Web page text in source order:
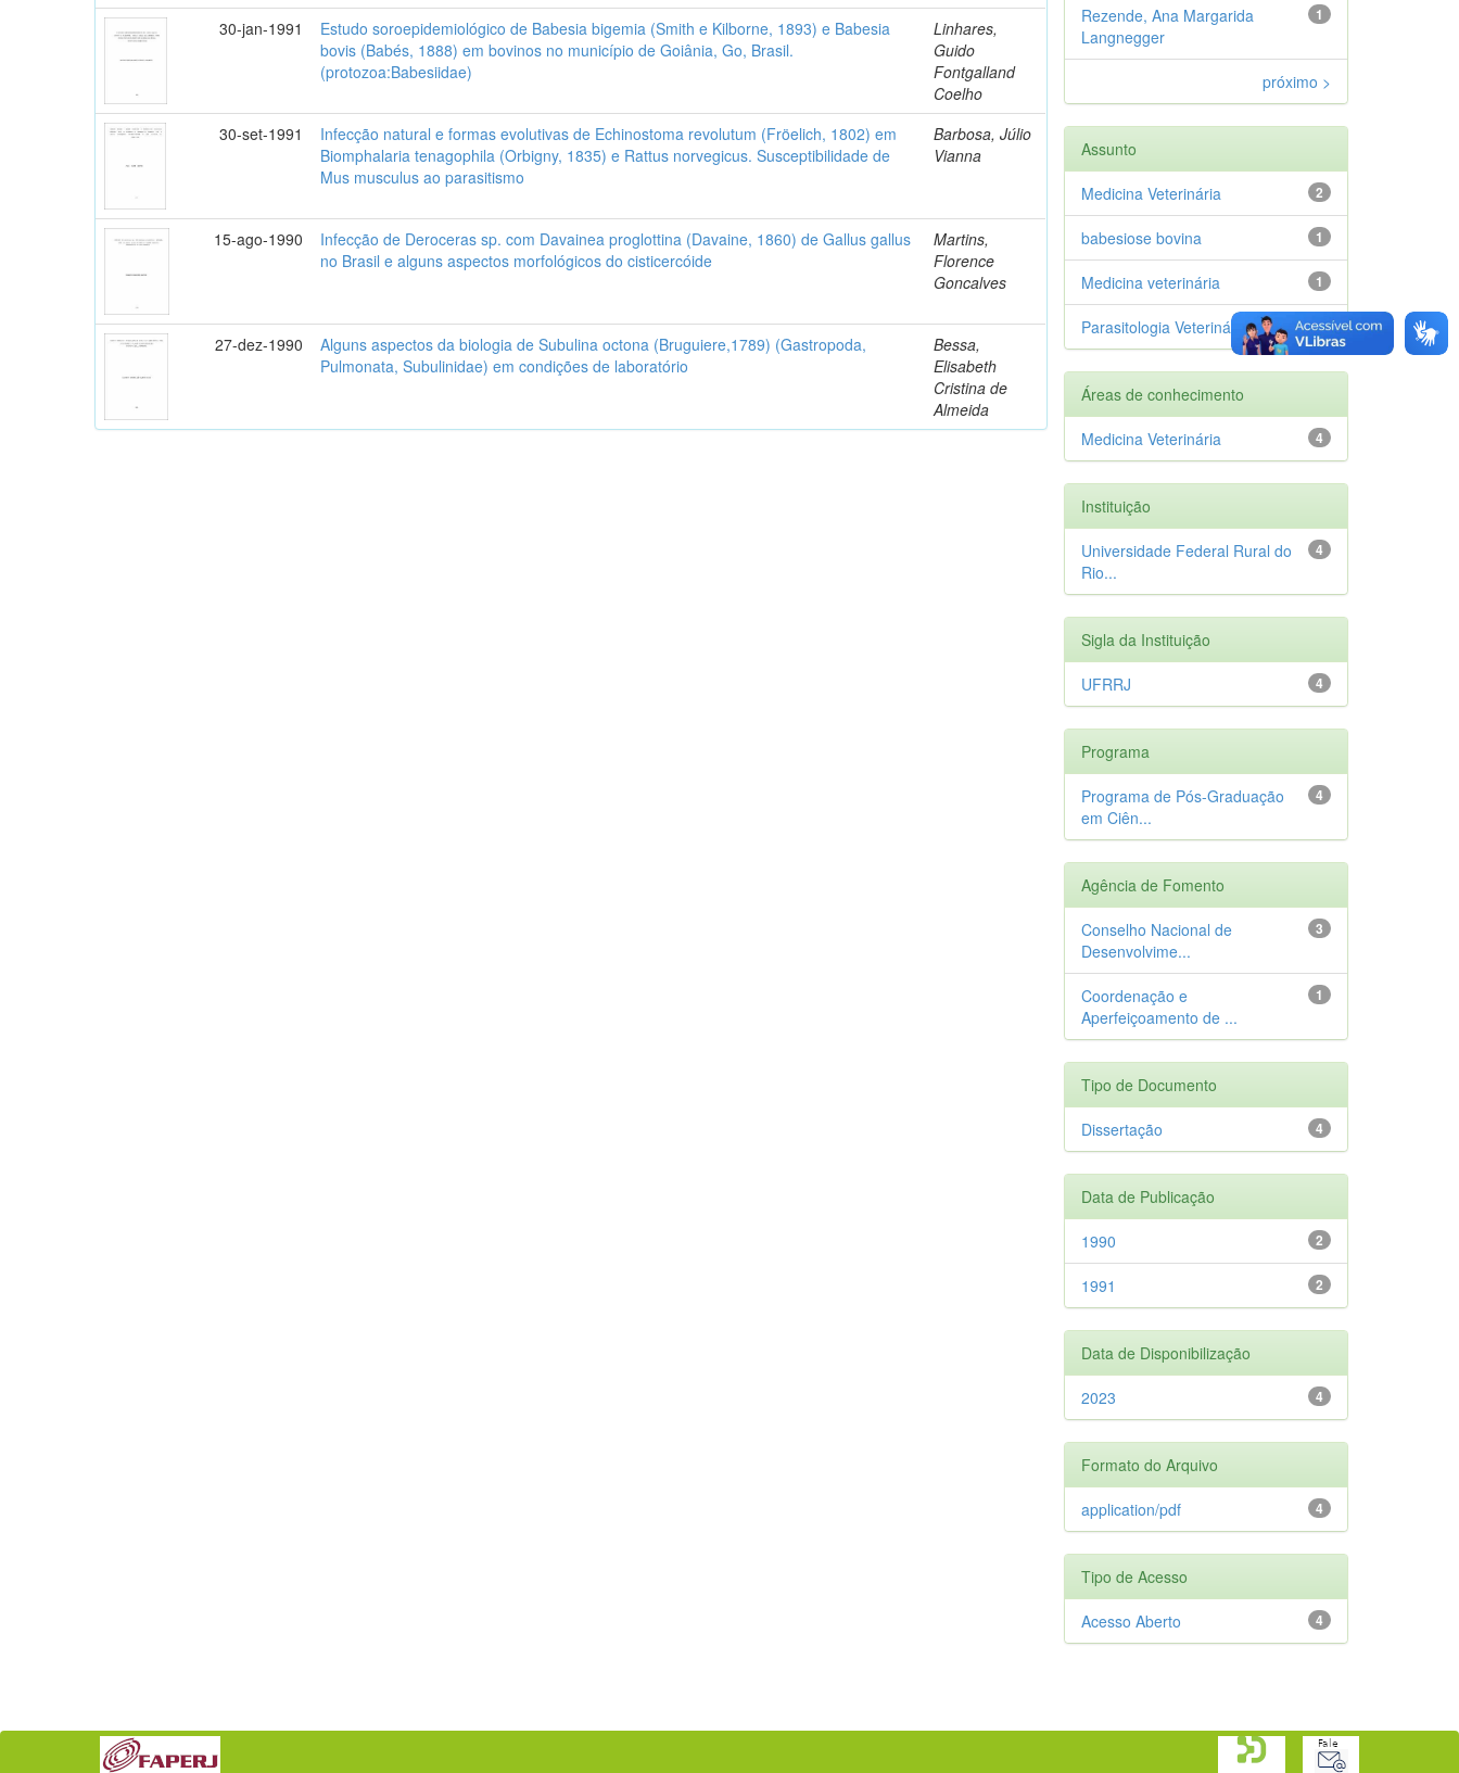
30-jan-1991
Estudo soroepidemiológico de Babesia bigemia (Smith e Kilborne, 1893) e Babesia
bovis (Babés, 1888) em bovinos no município de Goiânia, Go, Brasil.
(protozoa:Babesiidae)
Linhares,
Guido
Fontgalland
Coelho
30-set-1991
Infecção natural e formas evolutivas de Echinostoma revolutum (Fröelich, 1802) em
Biomphalaria tenagophila (Orbigny, 1835) e Rattus norvegicus. Susceptibilidade de
Mus musculus ao parasitismo
Barbosa, Júlio
Vianna
15-ago-1990
Infecção de Deroceras sp. com Davainea proglottina (Davaine, 1860) de Gallus gallus
no Brasil e alguns aspectos morfológicos do cisticercóide
Martins,
Florence
Goncalves
27-dez-1990
Alguns aspectos da biologia de Subulina octona (Bruguiere,1789) (Gastropoda,
Pulmonata, Subulinidae) em condições de laboratório
Bessa,
Elisabeth
Cristina de
Almeida
1
Rezende, Ana Margarida
Langnegger
próximo >
Assunto
2
Medicina Veterinária
1
babesiose bovina
1
Medicina veterinária
1
Parasitologia Veterinária
Áreas de conhecimento
4
Medicina Veterinária
Instituição
4
Universidade Federal Rural do
Rio...
Sigla da Instituição
4
UFRRJ
Programa
4
Programa de Pós-Graduação
em Ciên...
Agência de Fomento
3
Conselho Nacional de
Desenvolvime...
1
Coordenação e
Aperfeiçoamento de ...
Tipo de Documento
4
Dissertação
Data de Publicação
2
1990
2
1991
Data de Disponibilização
4
2023
Formato do Arquivo
4
application/pdf
Tipo de Acesso
4
Acesso Aberto